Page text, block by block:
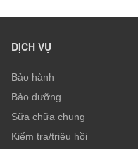
DỊCH VỤ
Bảo hành
Bảo dưỡng
Sữa chữa chung
Kiểm tra/triệu hồi